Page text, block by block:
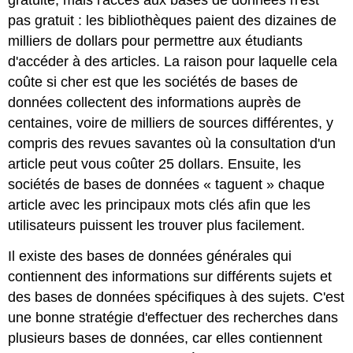
pas gratuit : les bibliothèques paient des dizaines de
milliers de dollars pour permettre aux étudiants
d'accéder à des articles. La raison pour laquelle cela
coûte si cher est que les sociétés de bases de
données collectent des informations auprès de
centaines, voire de milliers de sources différentes, y
compris des revues savantes où la consultation d'un
article peut vous coûter 25 dollars. Ensuite, les
sociétés de bases de données « taguent » chaque
article avec les principaux mots clés afin que les
utilisateurs puissent les trouver plus facilement.
Il existe des bases de données générales qui
contiennent des informations sur différents sujets et
des bases de données spécifiques à des sujets. C'est
une bonne stratégie d'effectuer des recherches dans
plusieurs bases de données, car elles contiennent